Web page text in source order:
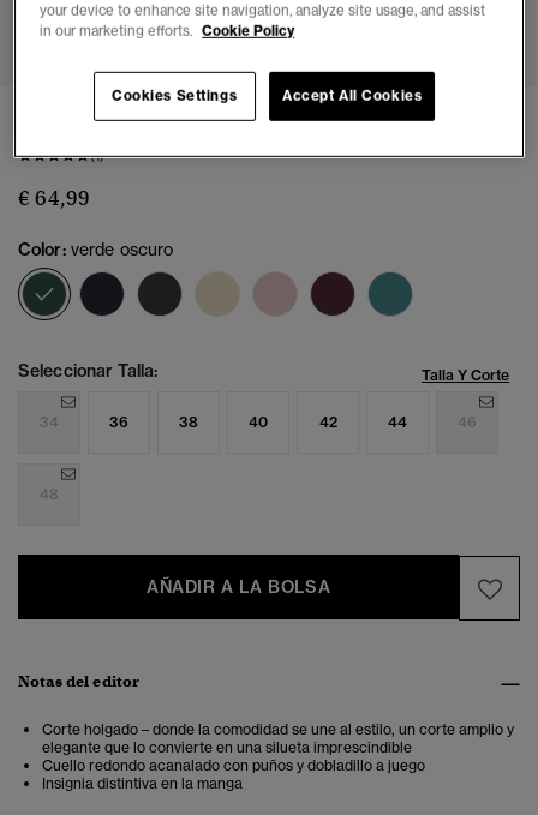
1 2 3 4 5 6
Jersey de Punto con Cuello Redondo Holgado
(1)
€ 64,99
Color: verde oscuro
seleccionado
Seleccionar Talla: Talla Y Corte
34 36 38 40 42 44 46
48
AÑADIR A LA BOLSA
Notas del editor
Corte holgado – donde la comodidad se une al estilo, un corte amplio y
elegante que lo convierte en una silueta imprescindible
Cuello redondo acanalado con puños y dobladillo a juego
Insignia distintiva en la manga
your device to enhance site navigation, analyze site usage, and assist
in our marketing efforts. Cookie Policy
Accept All Cookies
Cookies Settings